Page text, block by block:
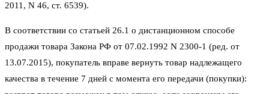
2011, N 46, ст. 6539).
В соответствии со статьей 26.1 о дистанционном способе
продажи товара Закона РФ от 07.02.1992 N 2300-1 (ред. от
13.07.2015), покупатель вправе вернуть товар надлежащего
качества в течение 7 дней с момента его передачи (покупки):